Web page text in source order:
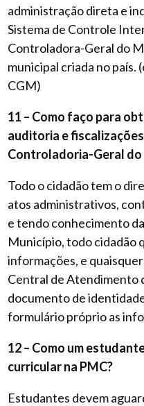
administração direta e
Sistema de Controle
Controladora-Geral do
municipal criada no país.
CGM)
11 – Como faço para
auditoria e
Controladoria-Geral do
Todo o cidadão tem o
atos administrativos,
e tendo conhecimento
Município, todo cidadão
informações, e
Central de Atendimento
documento de
formulário próprio as
12 – Como um
curricular na PMC?
Estudantes devem